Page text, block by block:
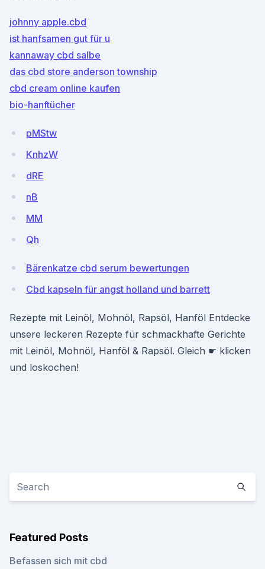
johnny apple.cbd
ist hanfsamen gut für u
kannaway cbd salbe
das cbd store anderson township
cbd cream online kaufen
bio-hanftücher
pMStw
KnhzW
dRE
nB
MM
Qh
Bärenkatze cbd serum bewertungen
Cbd kapseln für angst holland und barrett
Rezepte mit Leinöl, Mohnöl, Rapsöl, Hanföl Entdecke
unsere leckeren Rezepte für schmackhafte Gerichte
mit Leinöl, Mohnöl, Hanföl & Rapsöl. Gleich ☛ klicken
und loskochen!
Featured Posts
Befassen sich mit cbd